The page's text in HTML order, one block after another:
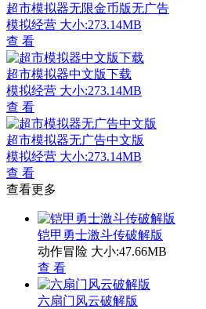
超市模拟器无限金币版无广告
模拟经营 大小:273.14MB
查 看
超市模拟器中文版下载
模拟经营 大小:273.14MB
查 看
超市模拟器无广告中文版
模拟经营 大小:273.14MB
查 看
查看更多
铠甲勇士激斗传破解版
动作冒险 大小:47.66MB
查 看
六扇门风云破解版